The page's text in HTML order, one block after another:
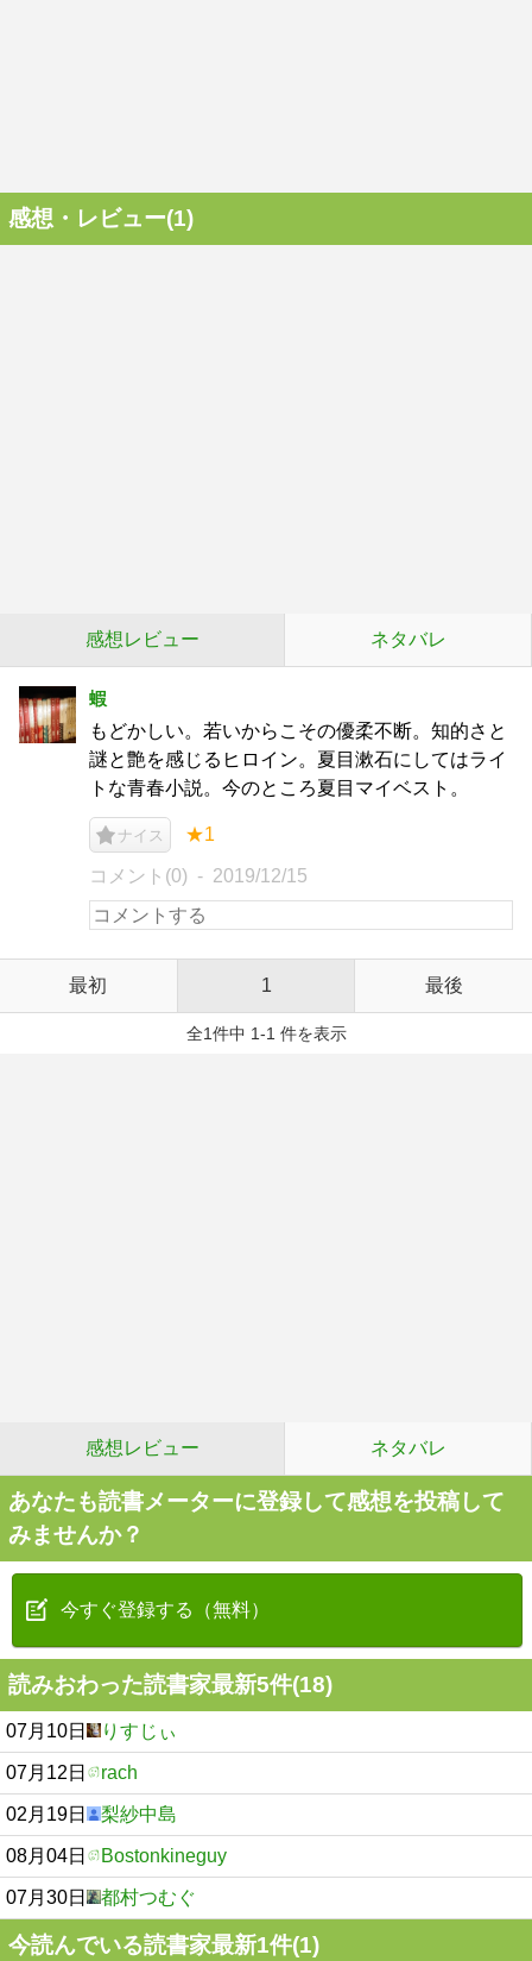
感想・レビュー(1)
感想レビュー ネタバレ
蝦
もどかしい。若いからこその優柔不断。知的さと
謎と艶を感じるヒロイン。夏目漱石にしてはライ
トな青春小説。今のところ夏目マイベスト。
ナイス ★1
コメント(0) 2019/12/15
最初 1 最後
全1件中 1-1 件を表示
感想レビュー ネタバレ
あなたも読書メーターに登録して感想を投稿して
みませんか？
今すぐ登録する（無料）
読みおわった読書家最新5件(18)
07月10日 りすじぃ
07月12日 rach
02月19日 梨紗中島
08月04日 Bostonkineguy
07月30日 都村つむぐ
今読んでいる読書家最新1件(1)